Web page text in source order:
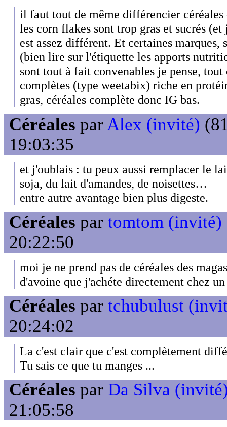
il faut tout de même différencier
les corn flakes sont trop gras et sucrés
est assez différent. Et certaines marques,
(bien lire sur l'étiquette les apports
sont tout à fait convenables je pense,
complètes (type weetabix) riche en
gras, céréales complète donc IG bas.
Céréales par Alex (invité)
19:03:35
et j'oublais : tu peux aussi remplacer le
soja, du lait d'amandes, de noisettes…
entre autre avantage bien plus digeste.
Céréales par tomtom (invité)
20:22:50
moi je ne prend pas de céréales des
d'avoine que j'achéte directement chez
Céréales par tchubulust
20:24:02
La c'est clair que c'est complètement
Tu sais ce que tu manges ...
Céréales par Da Silva
21:05:58